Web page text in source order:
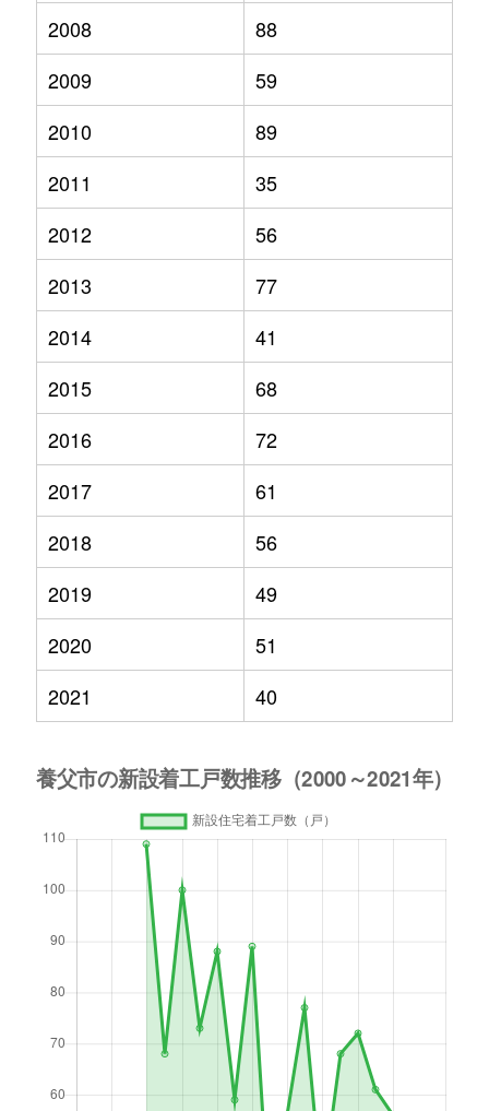
2008
88
2009
59
2010
89
2011
35
2012
56
2013
77
2014
41
2015
68
2016
72
2017
61
2018
56
2019
49
2020
51
2021
40